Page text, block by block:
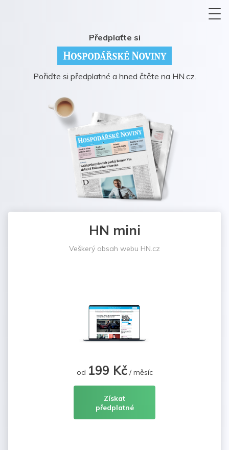
Předplaťte si
Pořiďte si předplatné a hned čtěte na HN.cz.
HN mini
Veškerý obsah webu HN.cz
od 199 Kč/ měsíc
Získat
předplatné